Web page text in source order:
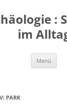
:
im
Menü
PARK